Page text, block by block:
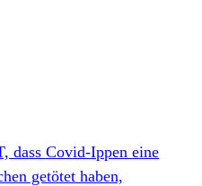
dass Covid-Ippen eine
getötet haben,